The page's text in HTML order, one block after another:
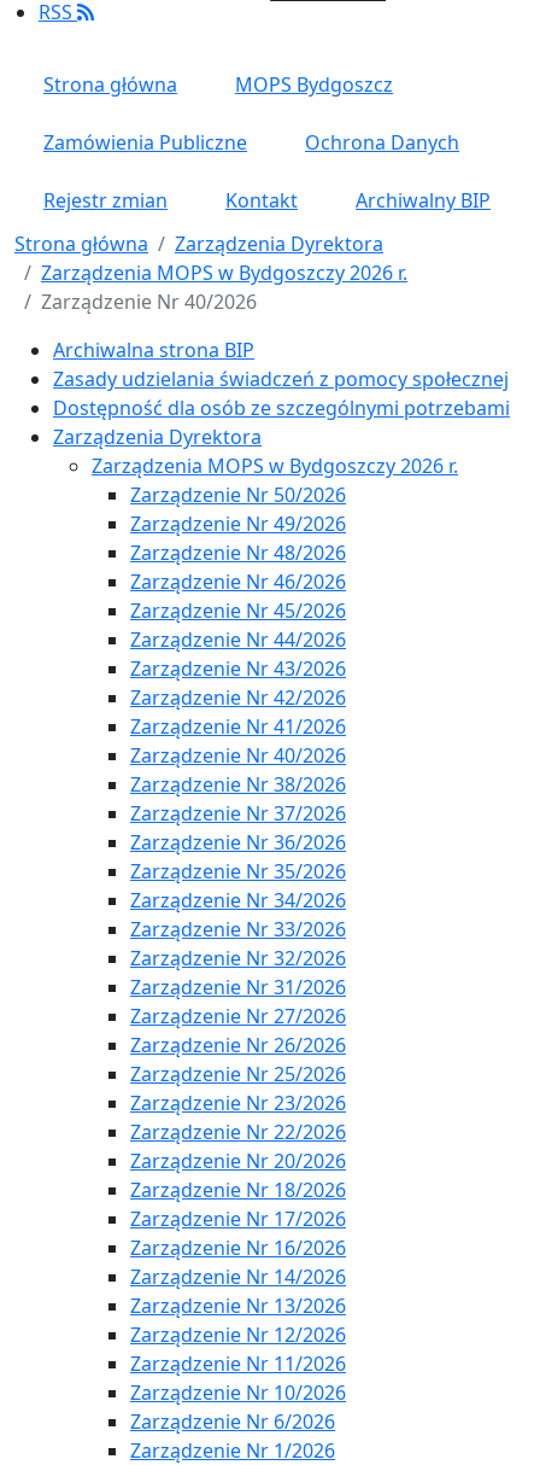
RSS
Strona główna MOPS Bydgoszcz
Zamówienia Publiczne Ochrona Danych
Rejestr zmian Kontakt
Archiwalny BIP
Strona główna
Zarządzenia Dyrektora
Zarządzenia MOPS w Bydgoszczy 2026 r.
Zarządzenie Nr 40/2026
Menu główne pionowe
Archiwalna strona BIP
Zasady udzielania świadczeń z pomocy społecznej
Dostępność dla osób ze szczególnymi potrzebami
Zarządzenia Dyrektora
Zarządzenia MOPS w Bydgoszczy 2026 r.
Zarządzenie Nr 50/2026
Zarządzenie Nr 49/2026
Zarządzenie Nr 48/2026
Zarządzenie Nr 46/2026
Zarządzenie Nr 45/2026
Zarządzenie Nr 44/2026
Zarządzenie Nr 43/2026
Zarządzenie Nr 42/2026
Zarządzenie Nr 41/2026
Zarządzenie Nr 40/2026
Zarządzenie Nr 38/2026
Zarządzenie Nr 37/2026
Zarządzenie Nr 36/2026
Zarządzenie Nr 35/2026
Zarządzenie Nr 34/2026
Zarządzenie Nr 33/2026
Zarządzenie Nr 32/2026
Zarządzenie Nr 31/2026
Zarządzenie Nr 27/2026
Zarządzenie Nr 26/2026
Zarządzenie Nr 25/2026
Zarządzenie Nr 23/2026
Zarządzenie Nr 22/2026
Zarządzenie Nr 20/2026
Zarządzenie Nr 18/2026
Zarządzenie Nr 17/2026
Zarządzenie Nr 16/2026
Zarządzenie Nr 14/2026
Zarządzenie Nr 13/2026
Zarządzenie Nr 12/2026
Zarządzenie Nr 11/2026
Zarządzenie Nr 10/2026
Zarządzenie Nr 6/2026
Zarządzenie Nr 1/2026